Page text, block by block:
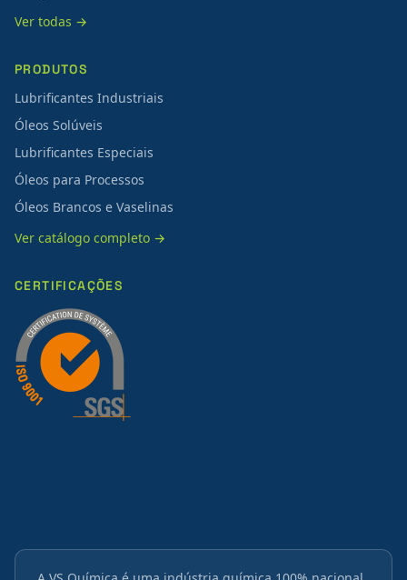
Ver todas →
PRODUTOS
Lubrificantes Industriais
Óleos Solúveis
Lubrificantes Especiais
Óleos para Processos
Óleos Brancos e Vaselinas
Ver catálogo completo →
CERTIFICAÇÕES